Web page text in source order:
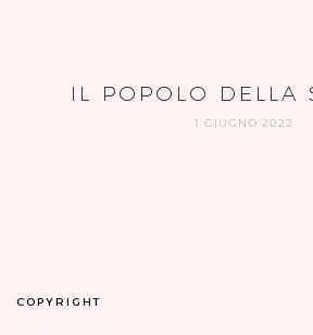
IL POPOLO DELLA
1 GIUGNO 2022
COPYRIGHT